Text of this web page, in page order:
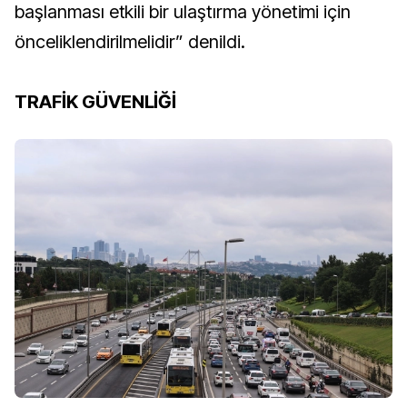
başlanması etkili bir ulaştırma yönetimi için
önceliklendirilmelidir” denildi.
TRAFİK GÜVENLİĞİ